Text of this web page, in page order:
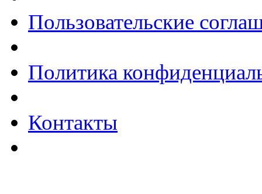
Пользовательские
Политика
Контакты